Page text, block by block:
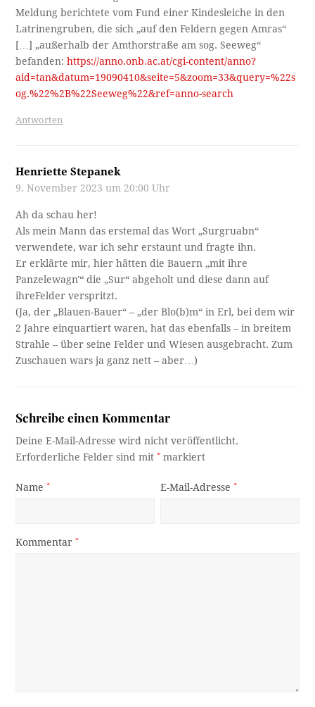
Meldung berichtete vom Fund einer Kindesleiche in den
Latrinengruben, die sich „auf den Feldern gegen Amras“
[…] „außerhalb der Amthorstraße am sog. Seeweg“
befanden:https://anno.onb.ac.at/cgi-content/anno?
aid=tan&datum=19090410&seite=5&zoom=33&query=%22s
og.%22%2B%22Seeweg%22&ref=anno-search
Antworten
Henriette Stepanek
9. November 2023 um 20:00 Uhr
Ah da schau her!
Als mein Mann das erstemal das Wort „Surgruabn“
verwendete, war ich sehr erstaunt und fragte ihn.
Er erklärte mir, hier hätten die Bauern „mit ihre
Panzelewagn'“ die „Sur“ abgeholt und diese dann auf
ihreFelder verspritzt.
(Ja, der „Blauen-Bauer“ – „der Blo(b)m“ in Erl, bei dem wir
2 Jahre einquartiert waren, hat das ebenfalls – in breitem
Strahle – über seine Felder und Wiesen ausgebracht. Zum
Zuschauen wars ja ganz nett – aber…)
Schreibe einen Kommentar
Deine E-Mail-Adresse wird nicht veröffentlicht.
Erforderliche Felder sind mit* markiert
Name* E-Mail-Adresse*
Kommentar*